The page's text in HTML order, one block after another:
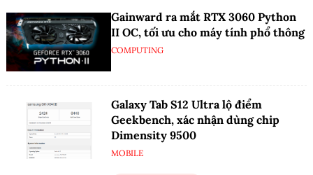
Gainward ra mắt RTX 3060 Python
II OC, tối ưu cho máy tính phổ thông
COMPUTING
Galaxy Tab S12 Ultra lộ điểm
Geekbench, xác nhận dùng chip
Dimensity 9500
MOBILE